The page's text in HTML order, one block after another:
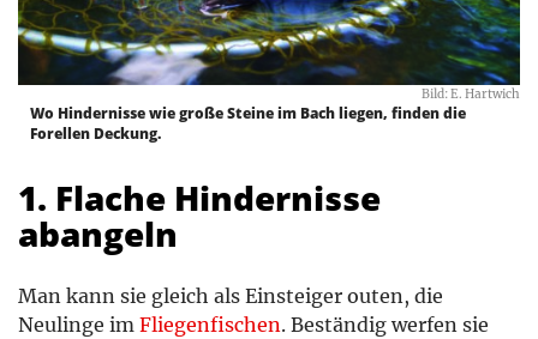
Bild: E. Hartwich
Wo Hindernisse wie große Steine im Bach liegen, finden die
Forellen Deckung.
1. Flache Hindernisse
abangeln
Man kann sie gleich als Einsteiger outen, die
Neulinge im Fliegenfischen. Beständig werfen sie